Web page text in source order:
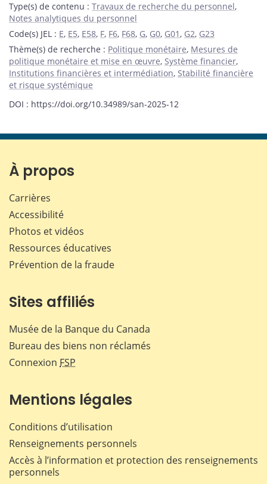
Type(s) de contenu : Travaux de recherche du personnel,
Notes analytiques du personnel
Code(s) JEL : E, E5, E58, F, F6, F68, G, G0, G01, G2, G23
Thème(s) de recherche : Politique monétaire, Mesures de
politique monétaire et mise en œuvre, Système financier,
Institutions financières et intermédiation, Stabilité financière
et risque systémique
DOI : https://doi.org/10.34989/san-2025-12
À propos
Carrières
Accessibilité
Photos et vidéos
Ressources éducatives
Prévention de la fraude
Sites affiliés
Musée de la Banque du Canada
Bureau des biens non réclamés
Connexion FSP
Mentions légales
Conditions d’utilisation
Renseignements personnels
Accès à l’information et protection des renseignements
personnels